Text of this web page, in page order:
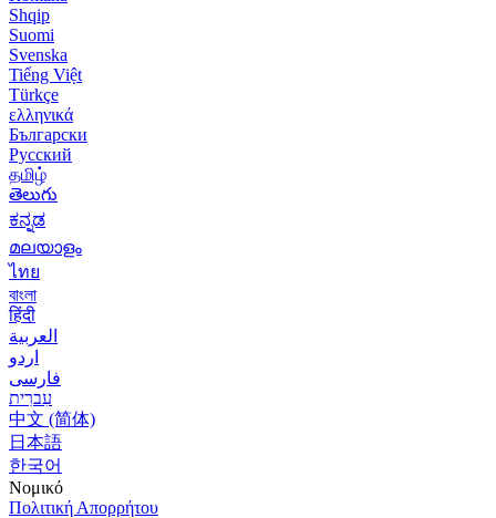
Shqip
Suomi
Svenska
Tiếng Việt
Türkçe
ελληνικά
Български
Русский
தமிழ்
తెలుగు
ಕನ್ನಡ
മലയാളം
ไทย
বাংলা
हिंदी
العربية
اردو
فارسی
עִברִית
中文 (简体)
日本語
한국어
Νομικό
Πολιτική Απορρήτου